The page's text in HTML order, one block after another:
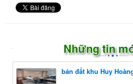
Những tin
bán đất khu Huy